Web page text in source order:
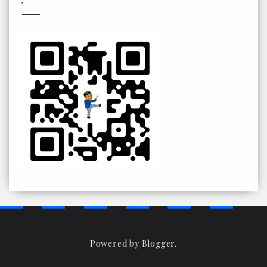
Powered by Blogger.